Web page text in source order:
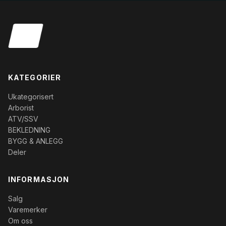
KATEGORIER
Ukategorisert
Arborist
ATV/SSV
BEKLEDNING
BYGG & ANLEGG
Deler
INFORMASJON
Salg
Varemerker
Om oss